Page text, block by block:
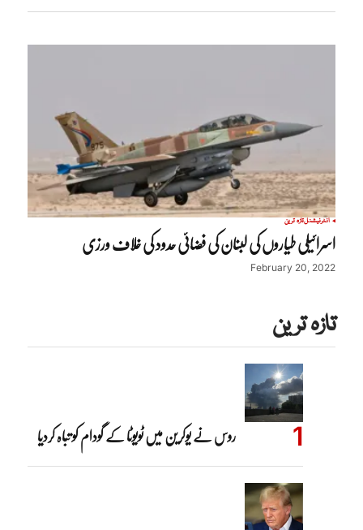
انٹرنیشنلتازہ ترین
اسرائیلی طیاروں کی لبنان کی فضائی حدود کی خلاف ورزی
February 20, 2022
تازہ ترین
روس نے یوکرین میں ٹویوٹا کے گودام کو تباہ کردیا